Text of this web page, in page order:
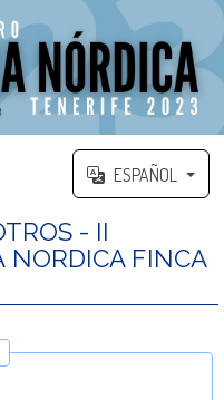
ESPAÑOL
- II
NORDICA FINCA